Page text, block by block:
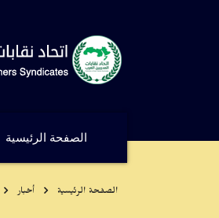
الصفحة الرئيسية
الصفحة الرئيسية أخبار